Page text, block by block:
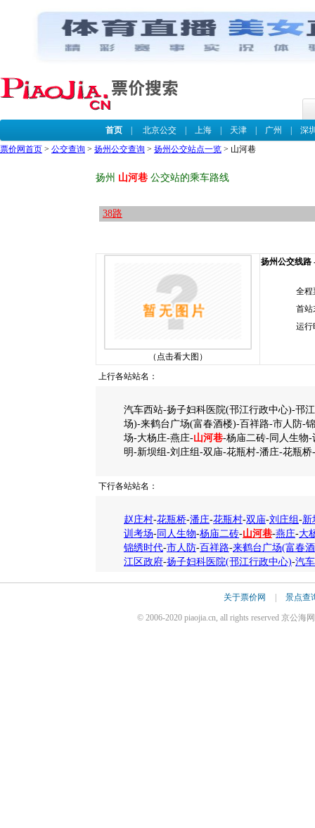
首页| 北京公交| 上海| 天津| 广州
深
票价网首页 > 公交查询 > 扬州公交查询 > 扬州公交站点一览 > 山河巷
扬州 山河巷 公交站的乘车路线
38路
（点击看大图）
扬州公交线路
全程
首站
运行
上行各站站名：
汽车西站-扬子妇科医院(邗江行政中心)-邗
场)-来鹤台广场(富春酒楼)-百祥路-市人防-
场-大杨庄-燕庄-山河巷-杨庙二砖-同人生物
明-新坝组-刘庄组-双庙-花瓶村-潘庄-花瓶桥
下行各站站名：
赵庄村-花瓶桥-潘庄-花瓶村-双庙-刘庄组 -新
训考场- 同人生物-杨庙二砖-山河巷-燕庄-大
锦绣时代-市人防-百祥路-来鹤台广场(富春
江区政府-扬子妇科医院(邗江行政中心)-汽
关于票价网 景点查
© 2006-2020 piaojia.cn, all rights reserved 京公海